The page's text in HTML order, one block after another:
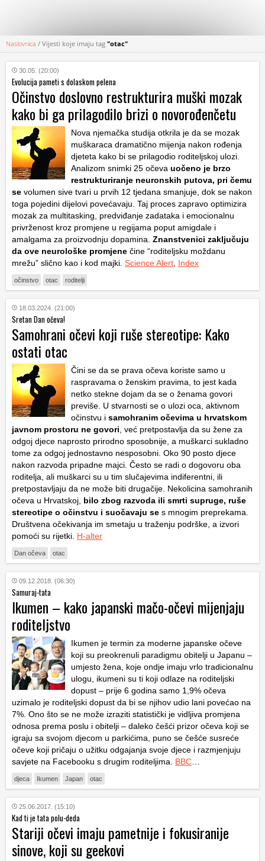
KATEGORIJE
HRVATSKI
WEB
Naslovnica / Vijesti koje imaju tag "otac"
30.05. (20:00)
Evolucija pameti s dolaskom pelena
Očinstvo doslovno restrukturira muški mozak
kako bi ga prilagodilo brizi o novorođenčetu
Nova njemačka studija otkrila je da se mozak
muškaraca dramatično mijenja nakon rođenja
djeteta kako bi se prilagodio roditeljskoj ulozi.
Analizom snimki 25 očeva uočeno je brzo
restrukturiranje neuronskih putova, pri čemu
se volumen sive tvari u prvih 12 tjedana smanjuje, dok se nakon
toga pojedini dijelovi povećavaju. Taj proces zapravo optimizira
mozak za multitasking, predviđanje zadataka i emocionalnu
privrženost kroz promjene u regijama poput amigdale i
amalgama za proizvodnju dopamina. Znanstvenici zaključuju
da ove neurološke promjene čine “roditeljsku moždanu
mrežu” slično kao i kod majki. Science Alert Index
očinstvo otac roditelji
18.03.2024. (21:00)
Sretan Dan očeva!
Samohrani očevi koji ruše stereotipe: Kako
ostati otac
Čini se da se prava očeva koriste samo u
raspravama o ženskim pravima, to jest kada
netko stekne dojam da se o ženama govori
previše. U stvarnosti se o ulozi oca, aktivnom
očinstvu i samohranim očevima u hrvatskom
javnom prostoru ne govori , već pretpostavlja da su žene za
odgoj djece naprosto prirodno sposobnije, a muškarci sukladno
tome za odgoj jednostavno nesposobni. Oko 90 posto djece
nakon razvoda pripadne majci. Često se radi o dogovoru oba
roditelja, ali muškarci su u tim slučajevima indiferentni, ili
pretpostavljaju da ne može biti drugačije. Nekolicina samohranih
očeva u Hrvatskoj, bilo zbog razvoda ili smrti supruge, ruše
stereotipe o očinstvu i suočavaju se s mnogim preprekama.
Društvena očekivanja im smetaju u traženju podrške, a izvori
pomoći su rijetki. H-alter
Dan očeva otac
09.12.2018. (06:30)
Samuraj-tata
Ikumen – kako japanski mačo-očevi mijenjaju
roditeljstvo
Ikumen je termin za moderne japanske očeve
koji su preokrenuli paradigmu obitelji u Japanu –
umjesto žena, koje ondje imaju vrlo tradicionalnu
ulogu, ikumeni su ti koji odlaze na roditeljski
dopust – prije 6 godina samo 1,9% očeva
uzimalo je roditeljski dopust da bi se njihov udio lani povećao na
7%. Ono što se ne može izraziti statistički je vidljiva promjena
odnosa prema poslu i obitelji – daleko češći prizor očeva koji se
igraju sa svojom djecom u parkićima, puno se češće susreće
očeve koji pričaju o užitku odgajanja svoje djece i razmjenjuju
savjete na Facebooku s drugim roditeljima. BBC
djeca Ikumen Japan otac
25.06.2017. (15:10)
Kad ti je tata polu-deda
Stariji očevi imaju pametnije i fokusiranije
sinove, koji su geekovi